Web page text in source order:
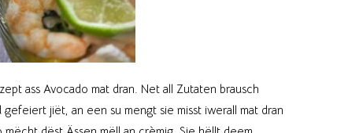
ass Avocado mat dran. Net all Zutaten brausch
jiët, an een su mengt sie misst iwerall mat dran